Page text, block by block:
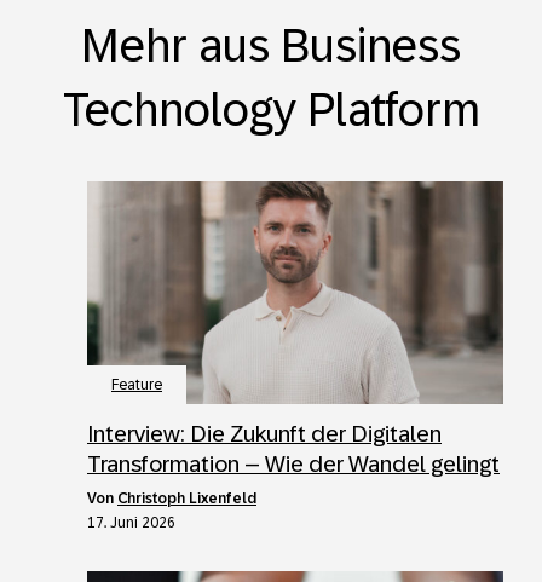
Mehr aus Business
Technology Platform
Feature
Interview: Die Zukunft der Digitalen
Transformation – Wie der Wandel gelingt
von Christoph Lixenfeld
17. Juni 2026